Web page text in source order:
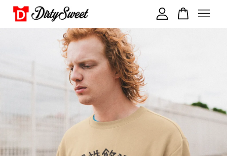
您的購物車目前還是空的。
繼續購物